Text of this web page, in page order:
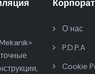
О нас
P.D.P.A
Cookie